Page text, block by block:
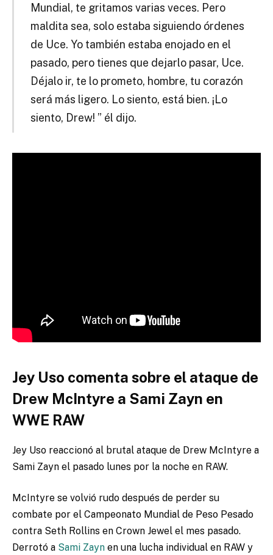
Mundial, te gritamos varias veces. Pero
maldita sea, solo estaba siguiendo órdenes
de Uce. Yo también estaba enojado en el
pasado, pero tienes que dejarlo pasar, Uce.
Déjalo ir, te lo prometo, hombre, tu corazón
será más ligero. Lo siento, está bien. ¡Lo
siento, Drew! ” él dijo.
Jey Uso comenta sobre el ataque de
Drew McIntyre a Sami Zayn en
WWE RAW
Jey Uso reaccionó al brutal ataque de Drew McIntyre a
Sami Zayn el pasado lunes por la noche en RAW.
McIntyre se volvió rudo después de perder su
combate por el Campeonato Mundial de Peso Pesado
contra Seth Rollins en Crown Jewel el mes pasado.
Derrotó a Sami Zayn en una lucha individual en RAW y